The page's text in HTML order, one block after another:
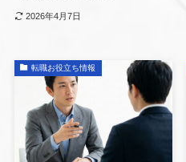
2026年4月7日
転職お役立ち情報